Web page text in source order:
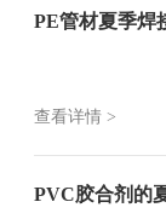
PE管材夏季焊
查看详情 >
PVC胶合剂的